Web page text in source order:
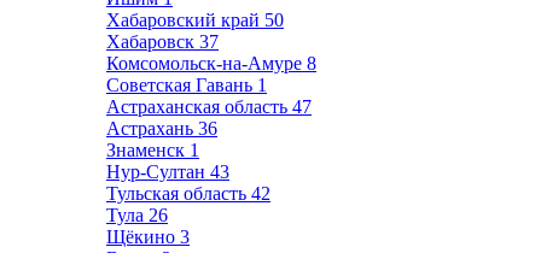
Хабаровский край 50
Хабаровск 37
Комсомольск-на-Амуре 8
Советская Гавань 1
Астраханская область 47
Астрахань 36
Знаменск 1
Нур-Султан 43
Тульская область 42
Тула 26
Щёкино 3